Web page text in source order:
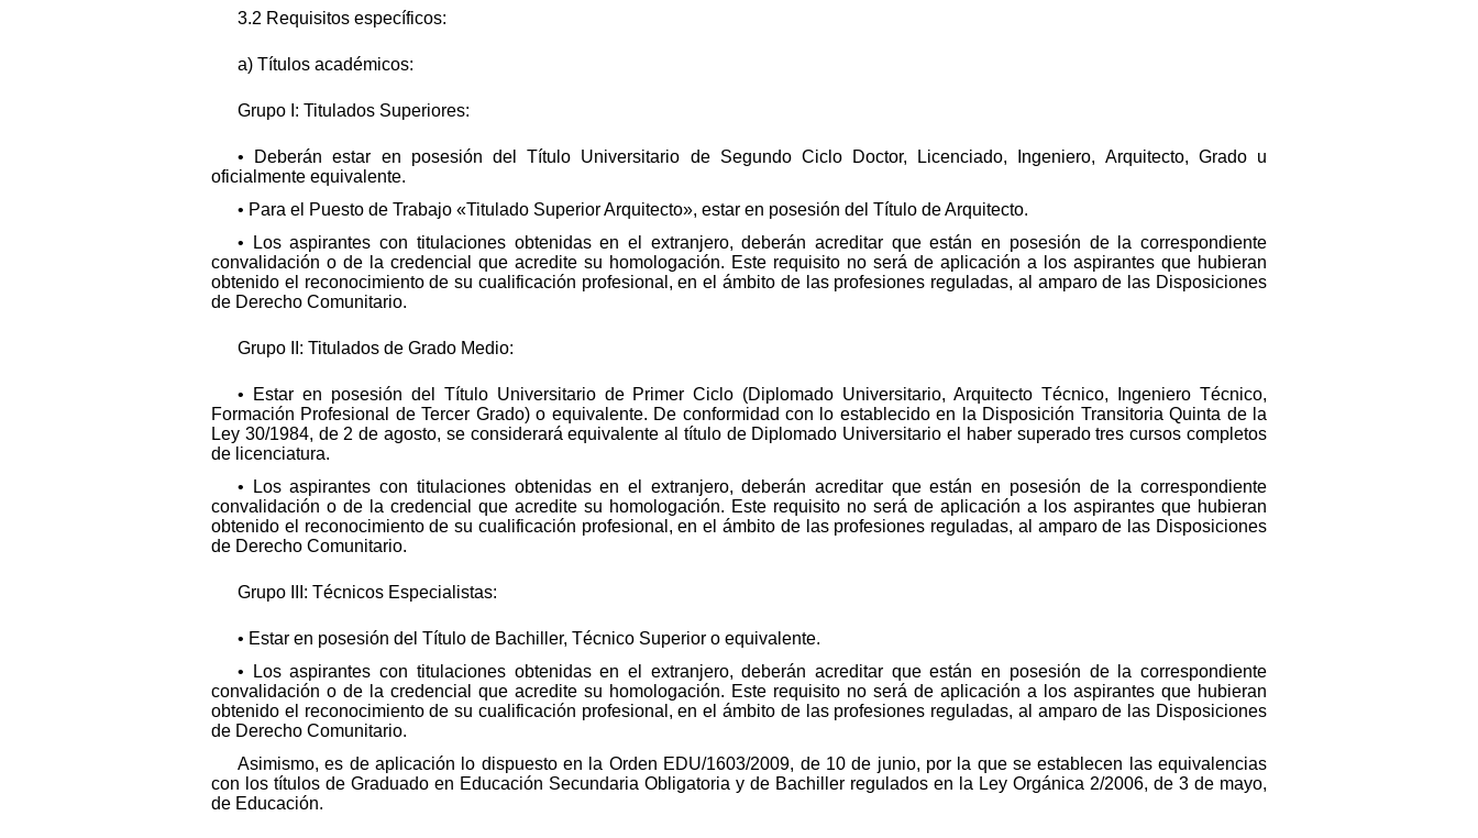
3.2 Requisitos específicos:
a) Títulos académicos:
Grupo I: Titulados Superiores:
• Deberán estar en posesión del Título Universitario de Segundo Ciclo Doctor, Licenciado, Ingeniero, Arquitecto, Grado u
oficialmente equivalente.
• Para el Puesto de Trabajo «Titulado Superior Arquitecto», estar en posesión del Título de Arquitecto.
• Los aspirantes con titulaciones obtenidas en el extranjero, deberán acreditar que están en posesión de la correspondiente
convalidación o de la credencial que acredite su homologación. Este requisito no será de aplicación a los aspirantes que hubieran
obtenido el reconocimiento de su cualificación profesional, en el ámbito de las profesiones reguladas, al amparo de las Disposiciones
de Derecho Comunitario.
Grupo II: Titulados de Grado Medio:
• Estar en posesión del Título Universitario de Primer Ciclo (Diplomado Universitario, Arquitecto Técnico, Ingeniero Técnico,
Formación Profesional de Tercer Grado) o equivalente. De conformidad con lo establecido en la Disposición Transitoria Quinta de la
Ley 30/1984, de 2 de agosto, se considerará equivalente al título de Diplomado Universitario el haber superado tres cursos completos
de licenciatura.
• Los aspirantes con titulaciones obtenidas en el extranjero, deberán acreditar que están en posesión de la correspondiente
convalidación o de la credencial que acredite su homologación. Este requisito no será de aplicación a los aspirantes que hubieran
obtenido el reconocimiento de su cualificación profesional, en el ámbito de las profesiones reguladas, al amparo de las Disposiciones
de Derecho Comunitario.
Grupo III: Técnicos Especialistas:
• Estar en posesión del Título de Bachiller, Técnico Superior o equivalente.
• Los aspirantes con titulaciones obtenidas en el extranjero, deberán acreditar que están en posesión de la correspondiente
convalidación o de la credencial que acredite su homologación. Este requisito no será de aplicación a los aspirantes que hubieran
obtenido el reconocimiento de su cualificación profesional, en el ámbito de las profesiones reguladas, al amparo de las Disposiciones
de Derecho Comunitario.
Asimismo, es de aplicación lo dispuesto en la Orden EDU/1603/2009, de 10 de junio, por la que se establecen las equivalencias
con los títulos de Graduado en Educación Secundaria Obligatoria y de Bachiller regulados en la Ley Orgánica 2/2006, de 3 de mayo,
de Educación.